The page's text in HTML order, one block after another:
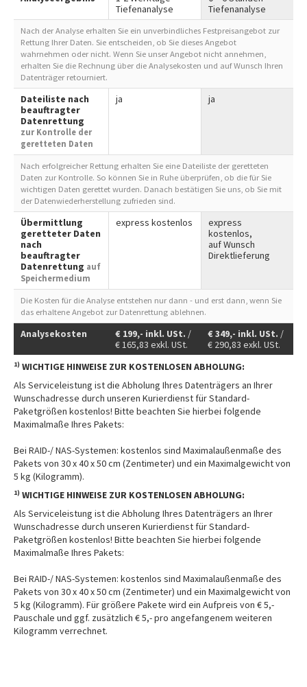
Tiefenanalyse
Tiefenanalyse
Nach der Analyse erhalten Sie ein unverbindliches Festpreisangebot zur
Rettung Ihrer Daten. Sie entscheiden, ob Sie dieses Angebot
wahrnehmen oder nicht. Wenn Sie unser Angebot nicht annehmen,
erhalten Sie die Rechnung über die Analysekosten und auf Wunsch Ihren
Datenträger retourniert.
Dateiliste nach
beauftragter
Datenrettung
zur Kontrolle der
geretteten Daten
ja ja
Nach erfolgreicher Rettung erhalten Sie eine Dateiliste der geretteten
Daten zur Kontrolle. So können Sie in Ruhe überprüfen, ob die für Sie
wichtigen Daten gerettet wurden. Danach bestätigen Sie uns, ob Sie mit
der Datenwiederherstellung zufrieden sind.
Übermittlung
geretteter Daten
nach
beauftragter
Datenrettung auf
Speichermedium
express kostenlos
express
kostenlos,
auf Wunsch
Direktlieferung
Die Kosten für die Analyse entstehen nur dann - und erst dann, wenn Sie
das erhaltene Angebot zur Datenrettung ablehnen.
Analysekosten € 199,- inkl. USt. /
€165,83 exkl. USt.
€349,- inkl. USt. /
€ 290,83 exkl. USt.
1) WICHTIGE HINWEISE ZUR KOSTENLOSEN ABHOLUNG:
Als Serviceleistung ist die Abholung Ihres Datenträgers an Ihrer
Wunschadresse durch unseren Kurierdienst für Standard-
Paketgrößen kostenlos! Bitte beachten Sie hierbei folgende
Maximalmaße Ihres Pakets:
Bei RAID-/ NAS-Systemen: kostenlos sind Maximalaußenmaße des
Pakets von 30 x 40 x 50 cm (Zentimeter) und ein Maximalgewicht von
5 kg (Kilogramm).
1) WICHTIGE HINWEISE ZUR KOSTENLOSEN ABHOLUNG:
Als Serviceleistung ist die Abholung Ihres Datenträgers an Ihrer
Wunschadresse durch unseren Kurierdienst für Standard-
Paketgrößen kostenlos! Bitte beachten Sie hierbei folgende
Maximalmaße Ihres Pakets:
Bei RAID-/ NAS-Systemen: kostenlos sind Maximalaußenmaße des
Pakets von 30 x 40 x 50 cm (Zentimeter) und ein Maximalgewicht von
5 kg (Kilogramm). Für größere Pakete wird ein Aufpreis von € 5,-
Pauschale und ggf. zusätzlich € 5,- pro angefangenem weiteren
Kilogramm verrechnet.